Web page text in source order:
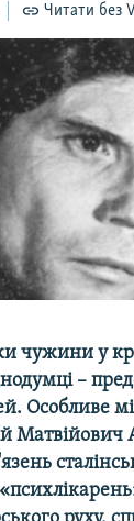
КРИМУ
RL
Читати без
чужини у
–
Особливе
Матвійович